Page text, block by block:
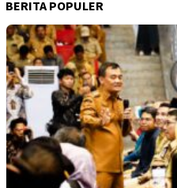
BERITA POPULER